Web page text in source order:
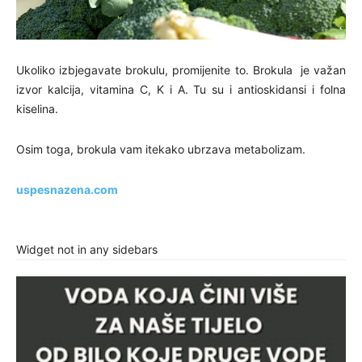
Ukoliko izbjegavate brokulu, promijenite to. Brokula je važan
izvor kalcija, vitamina C, K i A. Tu su i antioskidansi i folna
kiselina.
Osim toga, brokula vam itekako ubrzava metabolizam.
uspesnazena.com
Widget not in any sidebars